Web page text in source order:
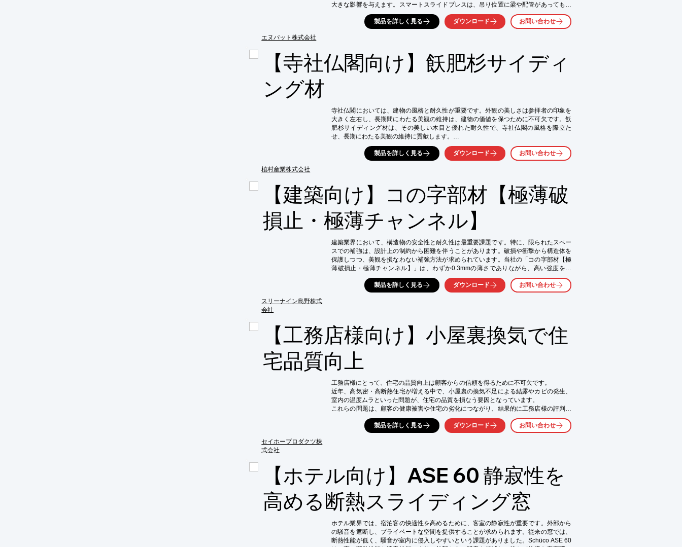
エヌパット株式会社
大きな影響を与えます。スマートスライドブレスは、吊り位置に梁や配管があっても跨
ぎでブレス化でき、多様な設置を可能にします。これにより、安全な空間を提供し、集
客力向上に貢献します。
・梁や配管の干渉により、従来の耐震補強が困難な場所
・大規模空間での安全対策強化
・万が一の際の損害リスク軽減
製品を詳しく見る ダウンロード お問い合わせ
【寺社仏閣向け】飫肥杉サイディ
ング材
植村産業株式会社
寺社仏閣においては、建物の風格と耐久性が重要です。外観の美しさは参拝者の印象を
大きく左右し、長期間にわたる美観の維持は、建物の価値を保つために不可欠です。飫
肥杉サイディング材は、その美しい木目と優れた耐久性で、寺社仏閣の風格を際立た
せ、長期にわたる美観の維持に貢献します。
【活用シーン】
・本殿、庫裏、鐘楼などの外壁
【導入の効果】
・重厚感のある外観で、寺社仏閣の格式を向上
・耐候性により、メンテナンスコストを削減
・木の温もりと美しさで、参拝者に安らぎを提供
製品を詳しく見る ダウンロード お問い合わせ
【建築向け】コの字部材【極薄破
損止・極薄チャンネル】
スリーナイン島野株式
会社
建築業界において、構造物の安全性と耐久性は最重要課題です。特に、限られたスペー
スでの補強は、設計上の制約から困難を伴うことがあります。破損や衝撃から構造体を
保護しつつ、美観を損なわない補強方法が求められています。当社の「コの字部材【極
薄破損止・極薄チャンネル】」は、わずか0.3mmの薄さでありながら、高い強度を持
ち、建築物の補強に貢献します。
【活用シーン】
・薄板の保護
【導入の効果】
・省スペースでの補強が可能
・美観を損なわずに安全性を向上
・施工性の向上
製品を詳しく見る ダウンロード お問い合わせ
【工務店様向け】小屋裏換気で住
宅品質向上
セイホープロダクツ株
式会社
工務店様にとって、住宅の品質向上は顧客からの信頼を得るために不可欠です。
近年、高気密・高断熱住宅が増える中で、小屋裏の換気不足による結露やカビの発生、
室内の温度ムラといった問題が、住宅の品質を損なう要因となっています。
これらの問題は、顧客の健康被害や住宅の劣化につながり、結果的に工務店様の評判を
低下させる可能性もあります。
当社の小屋裏換気システム「風之介」は、これらの問題を解決し、住宅の品質向上に貢
・リフォーム
・結露対策
・カビ対策
【導入の効果】
・住宅の耐久性向上
・省エネ効果
・健康的な住環境の提供
製品を詳しく見る ダウンロード お問い合わせ
【ホテル向け】ASE 60 静寂性を
高める断熱スライディング窓
ホテル業界では、宿泊客の快適性を高めるために、客室の静寂性が重要です。外部から
の騒音を遮断し、プライベートな空間を提供することが求められます。従来の窓では、
断熱性能が低く、騒音が室内に侵入しやすいという課題がありました。Schüco ASE 60